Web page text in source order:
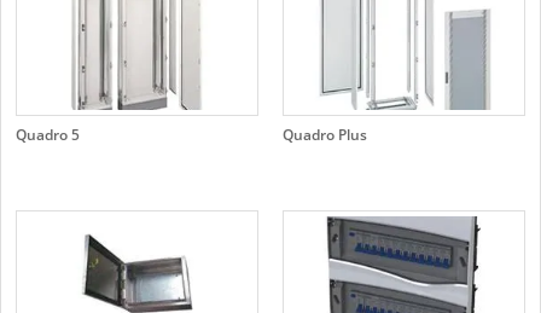
Quadro 5 Quadro Plus